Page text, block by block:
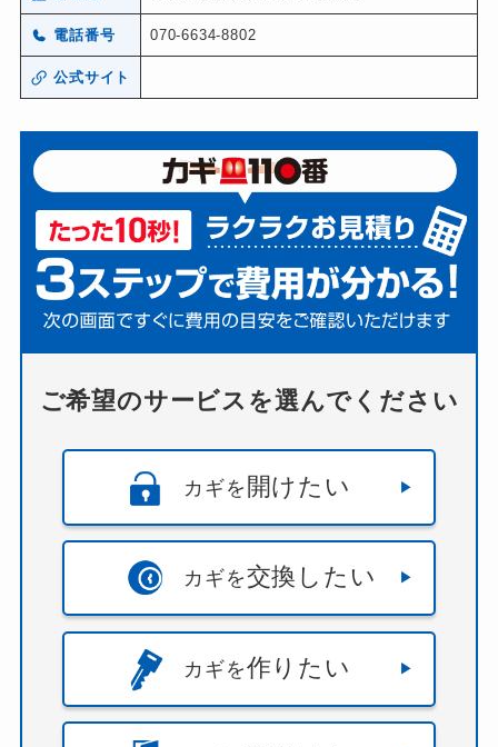
電話番号 070-6634-8802
公式サイト
ご希望のサービスを選んでください
カギを 開けたい
カギを交換したい
カギを作りたい